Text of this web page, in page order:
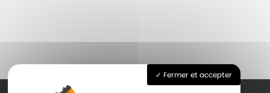
Fermer et accepter